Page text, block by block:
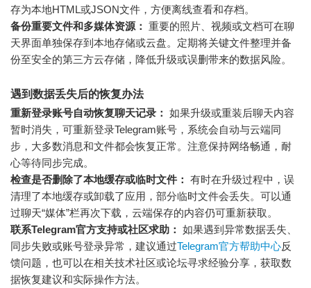
存为本地HTML或JSON文件，方便离线查看和存档。
备份重要文件和多媒体资源： 重要的照片、视频或文档可在聊
天界面单独保存到本地存储或云盘。定期将关键文件整理并备
份至安全的第三方云存储，降低升级或误删带来的数据风险。
遇到数据丢失后的恢复办法
重新登录账号自动恢复聊天记录： 如果升级或重装后聊天内容
暂时消失，可重新登录Telegram账号，系统会自动与云端同
步，大多数消息和文件都会恢复正常。注意保持网络畅通，耐
心等待同步完成。
检查是否删除了本地缓存或临时文件： 有时在升级过程中，误
清理了本地缓存或卸载了应用，部分临时文件会丢失。可以通
过聊天“媒体”栏再次下载，云端保存的内容仍可重新获取。
联系Telegram官方支持或社区求助： 如果遇到异常数据丢失、
同步失败或账号登录异常，建议通过Telegram官方帮助中心反
馈问题，也可以在相关技术社区或论坛寻求经验分享，获取数
据恢复建议和实际操作方法。